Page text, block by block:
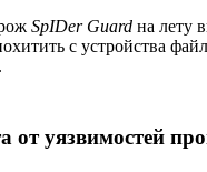
SpIDer Guard на лету
с устройства
от уязвимостей